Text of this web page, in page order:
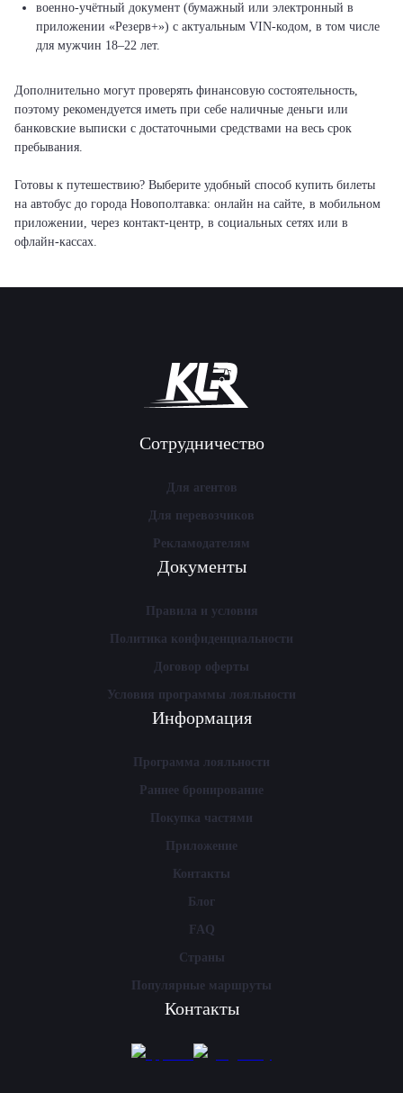
военно-учётный документ (бумажный или электронный в
приложении «Резерв+») с актуальным VIN-кодом, в том числе
для мужчин 18–22 лет.
Дополнительно могут проверять финансовую состоятельность,
поэтому рекомендуется иметь при себе наличные деньги или
банковские выписки с достаточными средствами на весь срок
пребывания.
Готовы к путешествию? Выберите удобный способ купить билеты
на автобус до города Новополтавка: онлайн на сайте, в мобильном
приложении, через контакт-центр, в социальных сетях или в
офлайн-кассах.
Сотрудничество
Для агентов
Для перевозчиков
Рекламодателям
Документы
Правила и условия
Политика конфиденциальности
Договор оферты
Условия программы лояльности
Информация
Программа лояльности
Раннее бронирование
Покупка частями
Приложение
Контакты
Блог
FAQ
Страны
Популярные маршруты
Контакты